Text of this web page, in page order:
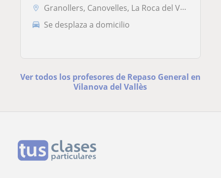
Granollers, Canovelles, La Roca del Vallès, Vilanova del Vallès
Se desplaza a domicilio
Ver todos los profesores de Repaso General en
Vilanova del Vallès